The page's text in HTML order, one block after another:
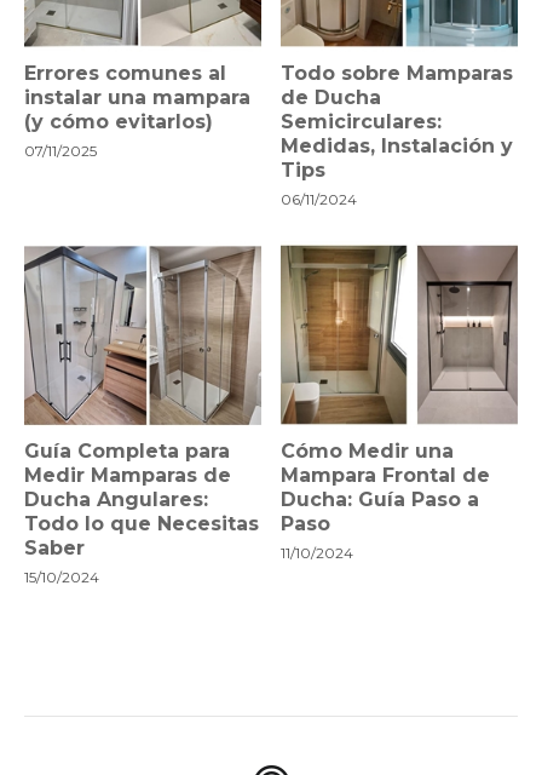
Errores comunes al
instalar una mampara
(y cómo evitarlos)
07/11/2025
Todo sobre Mamparas
de Ducha
Semicirculares:
Medidas, Instalación y
Tips
06/11/2024
Guía Completa para
Medir Mamparas de
Ducha Angulares:
Todo lo que Necesitas
Saber
15/10/2024
Cómo Medir una
Mampara Frontal de
Ducha: Guía Paso a
Paso
11/10/2024